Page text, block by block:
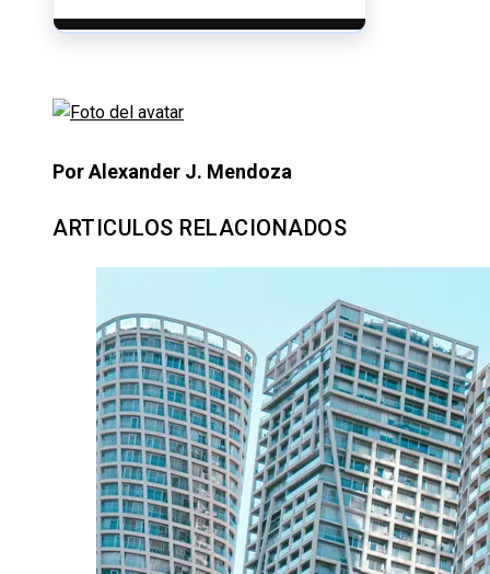
Por Alexander J. Mendoza
ARTICULOS RELACIONADOS